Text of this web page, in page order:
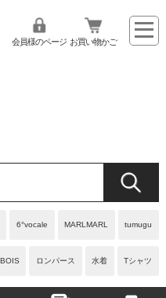
6°vocale MARLMARL tumugu
ロンパース 水着 Tシャツ
会員様のページ お買い物かご